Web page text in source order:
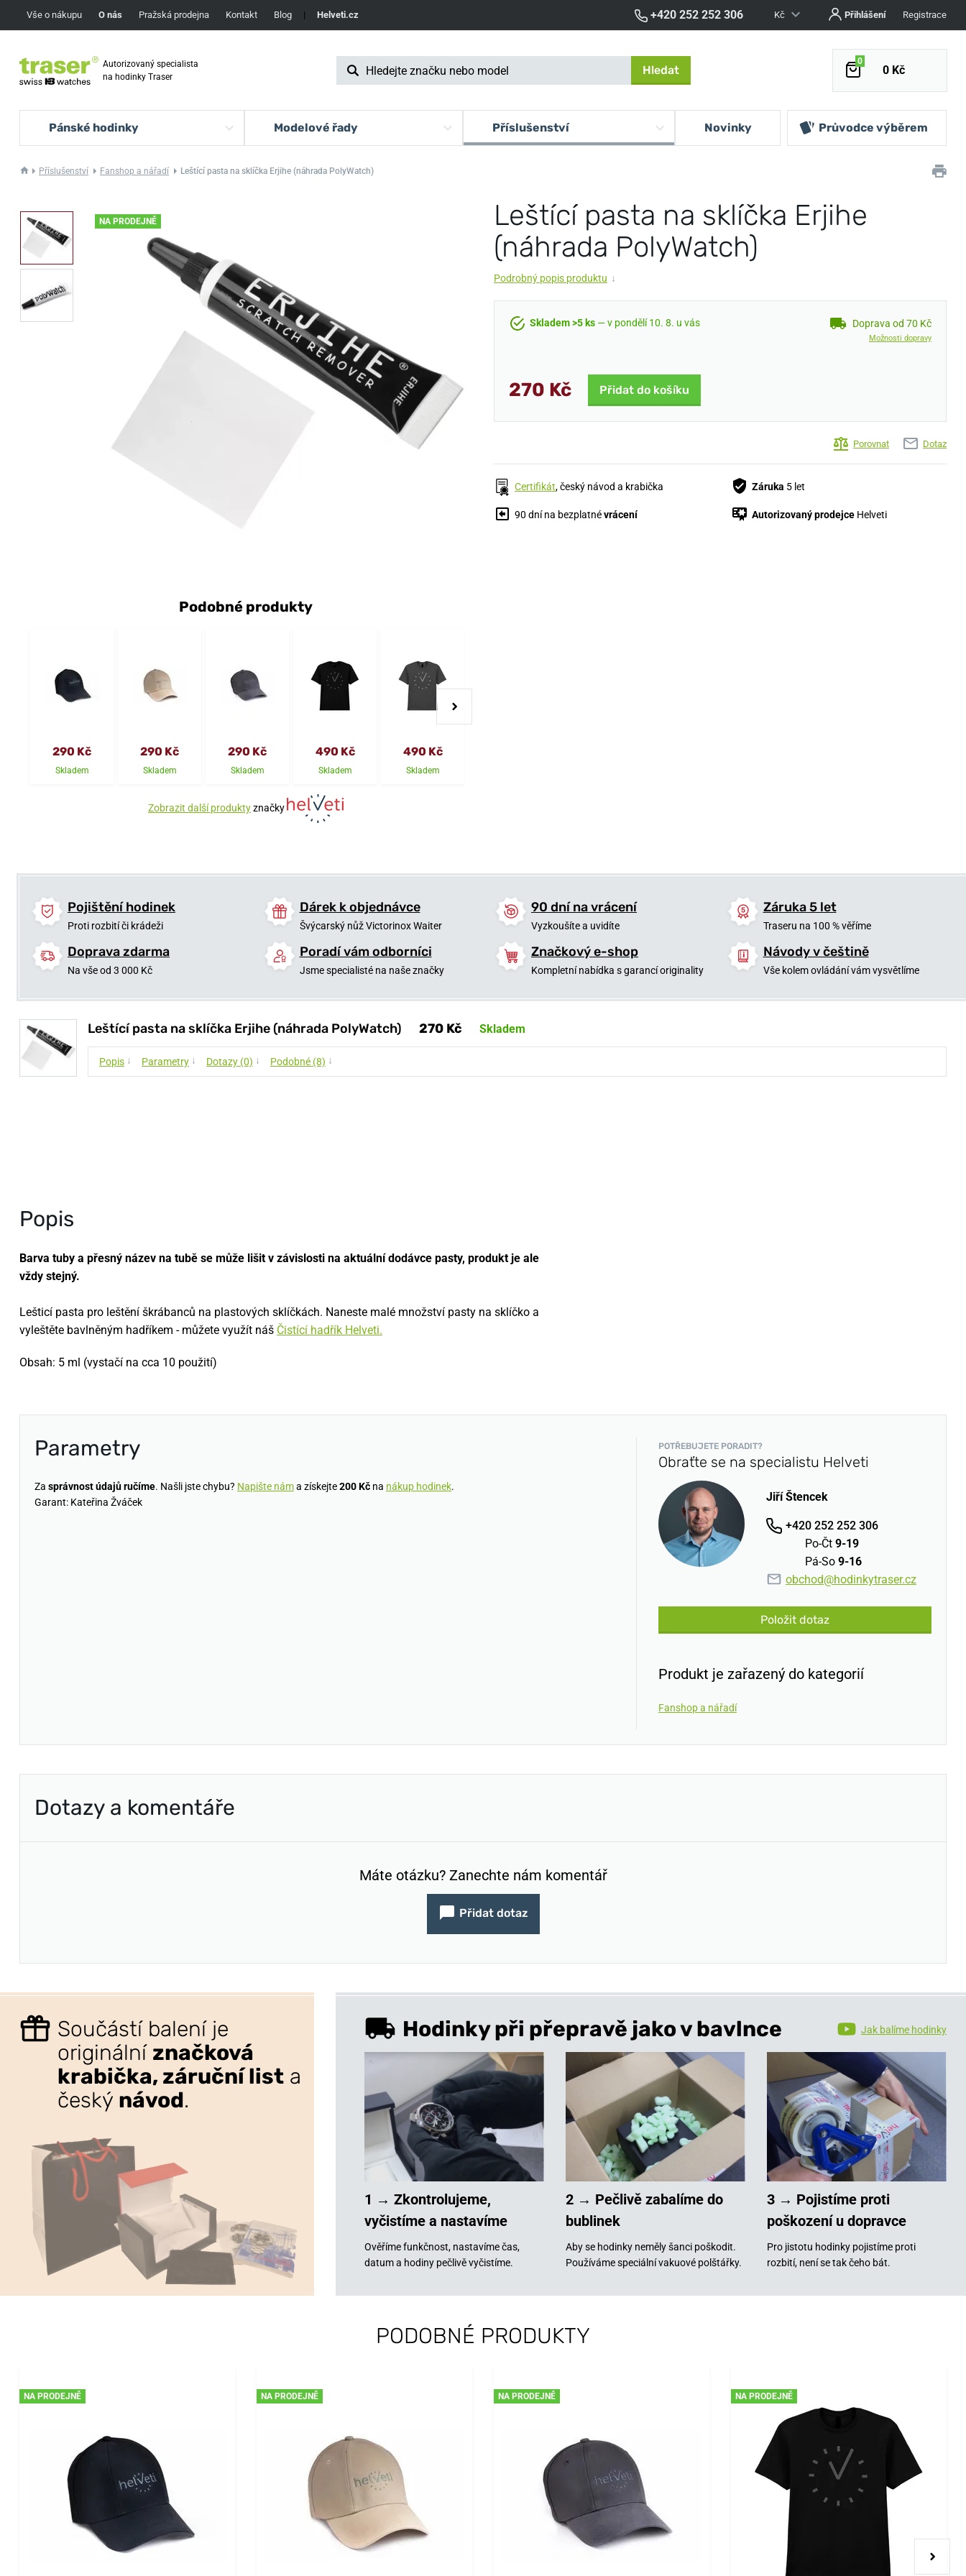
Vše o nákupu O nás Pražská prodejna Kontakt Blog | Helveti.cz +420 252 252 306 Kč Přihlášení Registrace
Autorizovaný specialista
na hodinky Traser
Hledat
0
0 Kč
Pánské hodinky Modelové řady Příslušenství Novinky Průvodce výběrem
Příslušenství Fanshop a nářadí Leštící pasta na sklíčka Erjihe (náhrada PolyWatch)
Leštící pasta na sklíčka Erjihe
(náhrada PolyWatch)
NA PRODEJNĚ
Podrobný popis produktu ↓
Skladem >5 ks — v pondělí 10. 8. u vás Doprava od 70 Kč
Možnosti dopravy
270 Kč Přidat do košíku
Porovnat Dotaz
Certifikát, český návod a krabička Záruka 5 let
90 dní na bezplatnévrácení Autorizovaný prodejce Helveti
Podobné produkty
290 Kč
Skladem
290 Kč
Skladem
290 Kč
Skladem
490 Kč
Skladem
490 Kč
Skladem
Zobrazit další produktyznačky
Pojištění hodinek
Proti rozbití či krádeži
Dárek k objednávce
Švýcarský nůž Victorinox Waiter
90 dní na vrácení
Vyzkoušíte a uvidíte
Záruka 5 let
Traseru na 100 % věříme
Doprava zdarma
Na vše od 3 000 Kč
Poradí vám odborníci
Jsme specialisté na naše značky
Značkový e-shop
Kompletní nabídka s garancí originality
Návody v češtině
Vše kolem ovládání vám vysvětlíme
Leštící pasta na sklíčka Erjihe (náhrada PolyWatch) 270 Kč Skladem
Popis ↓ Parametry ↓ Dotazy (0) ↓ Podobné (8) ↓
Popis
Barva tuby a přesný název na tubě se může lišit v závislosti na aktuální dodávce pasty, produkt je ale
vždy stejný.
Lešticí pasta pro leštění škrábanců na plastových sklíčkách. Naneste malé množství pasty na sklíčko a
vyleštěte bavlněným hadříkem - můžete využít náš Čistící hadřík Helveti.
Obsah: 5 ml (vystačí na cca 10 použití)
Parametry
Za správnost údajů ručíme. Našli jste chybu? Napište náma získejte200 Kč na nákup hodinek.
Garant: Kateřina Žváček
POTŘEBUJETE PORADIT?
Obraťte se na specialistu Helveti
Jiří Štencek
+420 252 252 306
Po-Čt 9-19
Pá-So 9-16
obchod@hodinkytraser.cz
Položit dotaz
Produkt je zařazený do kategorií
Fanshop a nářadí
Dotazy a komentáře
Máte otázku? Zanechte nám komentář
Přidat dotaz
Součástí balení je
originální značková
krabička, záruční list a
český návod.
Jak balíme hodinky
Hodinky při přepravě jako v bavlnce
1 → Zkontrolujeme,
vyčistíme a nastavíme
Ověříme funkčnost, nastavíme čas,
datum a hodiny pečlivě vyčistíme.
2 → Pečlivě zabalíme do
bublinek
Aby se hodinky neměly šanci poškodit.
Používáme speciální vakuové polštářky.
3 → Pojistíme proti
poškození u dopravce
Pro jistotu hodinky pojistíme proti
rozbití, není se tak čeho bát.
PODOBNÉ PRODUKTY
NA PRODEJNĚ NA PRODEJNĚ NA PRODEJNĚ NA PRODEJNĚ